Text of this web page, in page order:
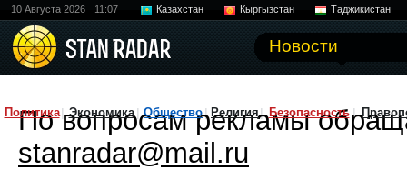
10 Августа 2026 11:07 Казахстан Кыргызстан Таджикистан
Новости
Политика Экономика Общество Религия Безопасность
По вопросам рекламы
stanradar@mail.ru